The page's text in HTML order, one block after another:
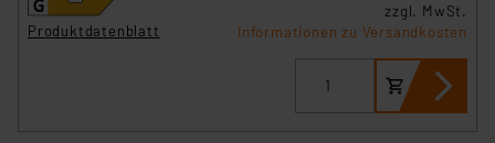
Produktdatenblatt
zzgl. MwSt.
Informationen zu Versandkosten